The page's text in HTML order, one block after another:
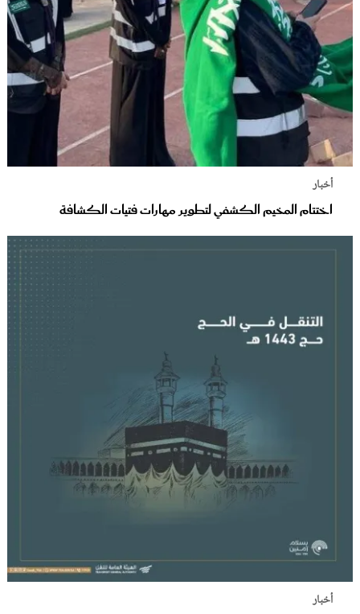
أخبار
اختتام المخيم الكشفي لتطوير مهارات فتيات الكشافة
أخبار